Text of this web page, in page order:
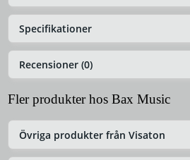
Specifikationer
Recensioner (0)
Fler produkter hos Bax Music
Övriga produkter från Visaton